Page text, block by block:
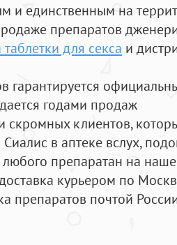
и единственным на
препаратов
таблетки для секса и
гарантируется
годами продаж
скромных клиентов,
в аптеке вслух,
препаратан на
курьером по
препаратов почтой